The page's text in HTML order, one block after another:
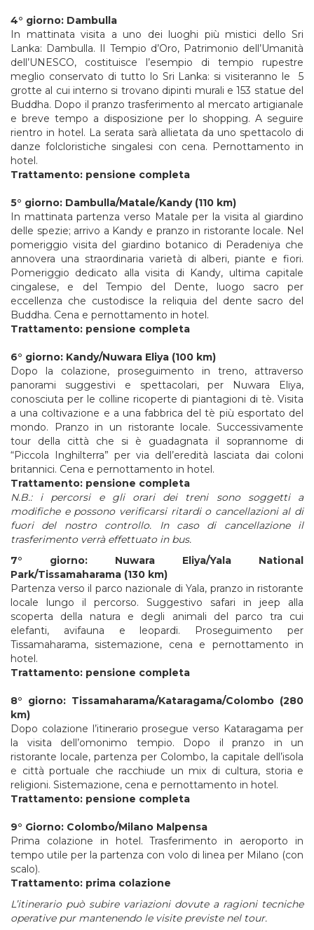
4° giorno: Dambulla
In mattinata visita a uno dei luoghi più mistici dello Sri
Lanka: Dambulla. Il Tempio d’Oro, Patrimonio dell’Umanità
dell’UNESCO, costituisce l’esempio di tempio rupestre
meglio conservato di tutto lo Sri Lanka: si visiteranno le 5
grotte al cui interno si trovano dipinti murali e 153 statue del
Buddha. Dopo il pranzo trasferimento al mercato artigianale
e breve tempo a disposizione per lo shopping. A seguire
rientro in hotel. La serata sarà allietata da uno spettacolo di
danze folcloristiche singalesi con cena. Pernottamento in
hotel.
Trattamento: pensione completa
5° giorno: Dambulla/Matale/Kandy (110 km)
In mattinata partenza verso Matale per la visita al giardino
delle spezie; arrivo a Kandy e pranzo in ristorante locale. Nel
pomeriggio visita del giardino botanico di Peradeniya che
annovera una straordinaria varietà di alberi, piante e fiori.
Pomeriggio dedicato alla visita di Kandy, ultima capitale
cingalese, e del Tempio del Dente, luogo sacro per
eccellenza che custodisce la reliquia del dente sacro del
Buddha. Cena e pernottamento in hotel.
Trattamento: pensione completa
6° giorno: Kandy/Nuwara Eliya (100 km)
Dopo la colazione, proseguimento in treno, attraverso
panorami suggestivi e spettacolari, per Nuwara Eliya,
conosciuta per le colline ricoperte di piantagioni di tè. Visita
a una coltivazione e a una fabbrica del tè più esportato del
mondo. Pranzo in un ristorante locale. Successivamente
tour della città che si è guadagnata il soprannome di
“Piccola Inghilterra” per via dell’eredità lasciata dai coloni
britannici. Cena e pernottamento in hotel.
Trattamento: pensione completa
N.B.:
i percorsi e gli orari dei treni sono soggetti
a
modifiche e possono verificarsi ritardi o cancellazioni al di
fuori
del nostro controllo. In caso di cancellazione
il
trasferimento verrà effettuato in bus.
7°
giorno: Nuwara Eliya/Yala
National
Park/Tissamaharama (130 km)
Partenza verso il parco nazionale di Yala, pranzo in ristorante
locale lungo il percorso. Suggestivo safari in jeep alla
scoperta della natura e degli animali del parco tra cui
elefanti, avifauna e leopardi. Proseguimento per
Tissamaharama, sistemazione, cena e pernottamento in
hotel.
Trattamento: pensione completa
8° giorno: Tissamaharama/Kataragama/Colombo (280
km)
Dopo colazione l’itinerario prosegue verso Kataragama per
la visita dell’omonimo tempio. Dopo il pranzo in un
ristorante locale, partenza per Colombo, la capitale dell’isola
e città portuale che racchiude un mix di cultura, storia e
religioni. Sistemazione, cena e pernottamento in hotel.
Trattamento: pensione completa
9° Giorno: Colombo/Milano Malpensa
Prima colazione in hotel. Trasferimento in aeroporto in
tempo utile per la partenza con volo di linea per Milano (con
scalo).
Trattamento: prima colazione
L’itinerario può subire variazioni dovute a ragioni tecniche
operative pur mantenendo le visite previste nel tour.